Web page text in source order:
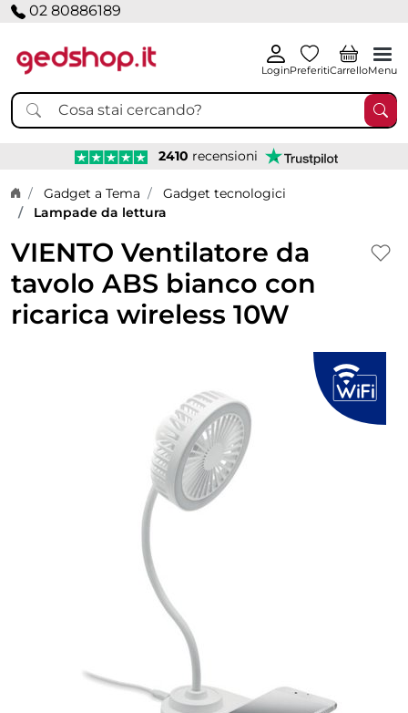
02 80886189
LoginPreferitiCarrelloMenu
2410 recensioni
Home page
Gadget a Tema
Gadget tecnologici
Lampade da lettura
VIENTO Ventilatore da
tavolo ABS bianco con
ricarica wireless 10W